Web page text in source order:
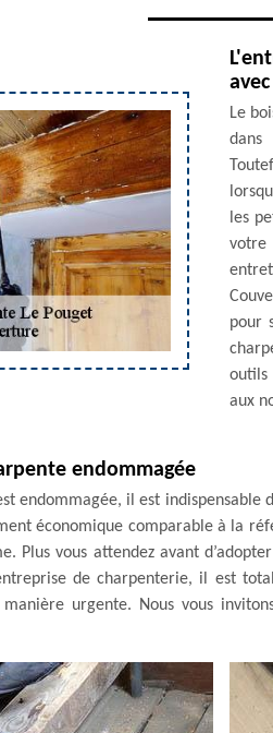
Le
les
pour
outils
aux
endommagée
endommagée, il est
économique comparable à la
Plus vous attendez avant
de charpenterie, il est
urgente. Nous vous